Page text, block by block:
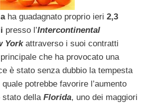
ha guadagnato proprio ieri 2,3
presso l’Intercontinental
Yorkattraverso i suoi contratti
che ha provocato una
è stato senza dubbio la tempesta
quale potrebbe favorire l’aumento
stato della Florida, uno dei maggiori